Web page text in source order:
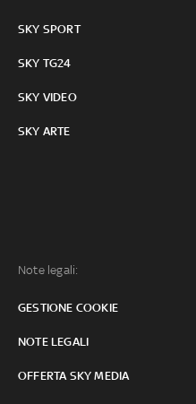
SKY SPORT
SKY TG24
SKY VIDEO
SKY ARTE
Note legali:
GESTIONE COOKIE
NOTE LEGALI
OFFERTA SKY MEDIA